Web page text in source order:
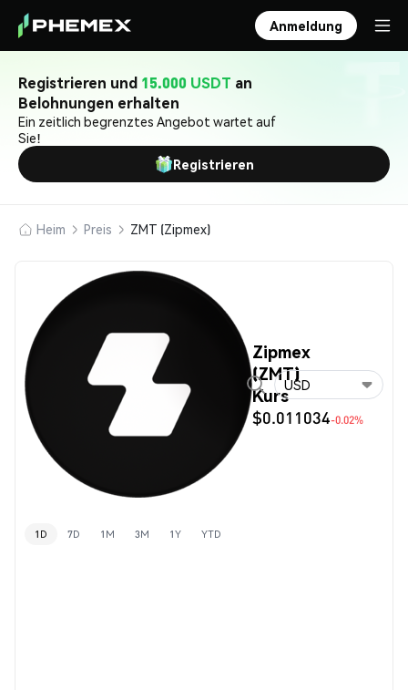
Anmeldung
Registrieren und 15.000 USDT an
Belohnungen erhalten
Ein zeitlich begrenztes Angebot wartet auf
Sie!
Registrieren
Heim Preis ZMT (Zipmex)
Zipmex
(ZMT)
Kurs
$0.011034-0.02%
USD
1D 7D 1M 3M 1Y YTD